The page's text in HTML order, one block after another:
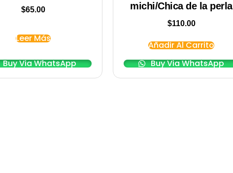
$65.00
Leer Más
Buy Via WhatsApp
michi/Chica de la perla
$110.00
Añadir Al Carrito
Buy Via WhatsApp